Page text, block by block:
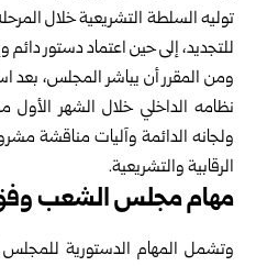
توليه السلطة ‏التشريعية خلال
للتجديد، إلى حين اعتماد دستور ‏دائم
ومن المقرر أن يباشر المجلس، بعد
نظامه الداخلي ‏خلال الشهر الأول
ولجانه الدائمة وآليات مناقشة
الرقابية والتشريعية.‏
مهام مجلس الشعب وفق
وتشمل المهام الدستورية للمجلس